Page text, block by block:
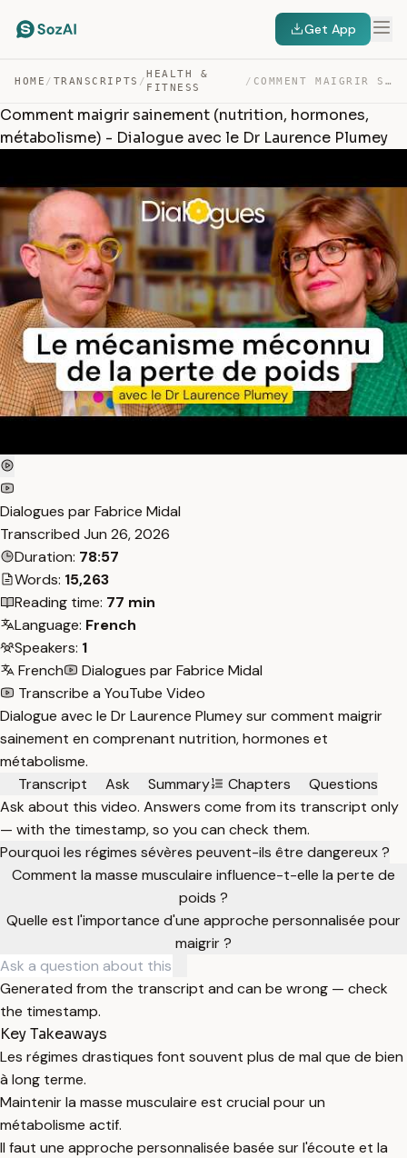
Get App
HOME / TRANSCRIPTS /
HEALTH &
FITNESS
/ COMMENT MAIGRIR SAINEMENT (NUTRITION, HORMONES, MÉTABOL… — TRANSCRIPT
Comment maigrir sainement (nutrition, hormones,
métabolisme) - Dialogue avec le Dr Laurence Plumey
Dialogues par Fabrice Midal
Transcribed Jun 26, 2026
Duration: 78:57
Words: 15,263
Reading time: 77 min
Language: French
Speakers: 1
French
Dialogues par Fabrice Midal
Transcribe a YouTube Video
Dialogue avec le Dr Laurence Plumey sur comment maigrir
sainement en comprenant nutrition, hormones et
métabolisme.
Transcript
Ask Summary Chapters
Questions
Ask about this video. Answers come from its transcript only
— with the timestamp, so you can check them.
Pourquoi les régimes sévères peuvent-ils être dangereux ?
Comment la masse musculaire influence-t-elle la perte de
poids ?
Quelle est l'importance d'une approche personnalisée pour
maigrir ?
Generated from the transcript and can be wrong — check
the timestamp.
Key Takeaways
Les régimes drastiques font souvent plus de mal que de bien
à long terme.
Maintenir la masse musculaire est crucial pour un
métabolisme actif.
Il faut une approche personnalisée basée sur l'écoute et la